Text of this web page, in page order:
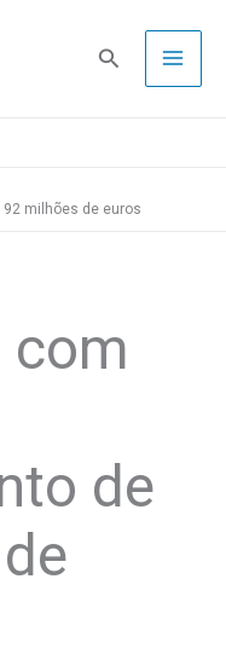
Pesquisa
milhões de euros
com
de